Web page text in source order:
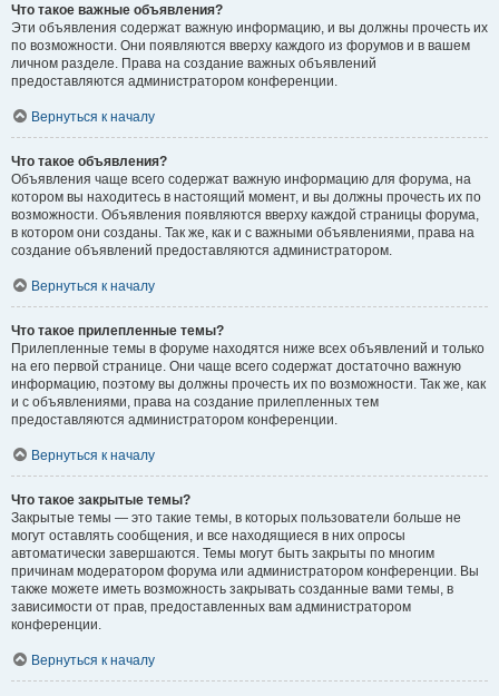
Что такое важные объявления?
Эти объявления содержат важную информацию, и вы должны прочесть их
по возможности. Они появляются вверху каждого из форумов и в вашем
личном разделе. Права на создание важных объявлений
предоставляются администратором конференции.
Вернуться к началу
Что такое объявления?
Объявления чаще всего содержат важную информацию для форума, на
котором вы находитесь в настоящий момент, и вы должны прочесть их по
возможности. Объявления появляются вверху каждой страницы форума,
в котором они созданы. Так же, как и с важными объявлениями, права на
создание объявлений предоставляются администратором.
Вернуться к началу
Что такое прилепленные темы?
Прилепленные темы в форуме находятся ниже всех объявлений и только
на его первой странице. Они чаще всего содержат достаточно важную
информацию, поэтому вы должны прочесть их по возможности. Так же, как
и с объявлениями, права на создание прилепленных тем
предоставляются администратором конференции.
Вернуться к началу
Что такое закрытые темы?
Закрытые темы — это такие темы, в которых пользователи больше не
могут оставлять сообщения, и все находящиеся в них опросы
автоматически завершаются. Темы могут быть закрыты по многим
причинам модератором форума или администратором конференции. Вы
также можете иметь возможность закрывать созданные вами темы, в
зависимости от прав, предоставленных вам администратором
конференции.
Вернуться к началу